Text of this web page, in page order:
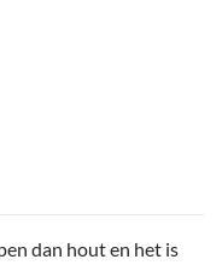
dan hout en het is